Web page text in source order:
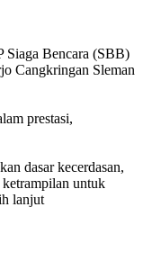
Siaga Bencara (SBB)
Cangkringan Sleman
prestasi,
dasar kecerdasan,
untuk
lanjut